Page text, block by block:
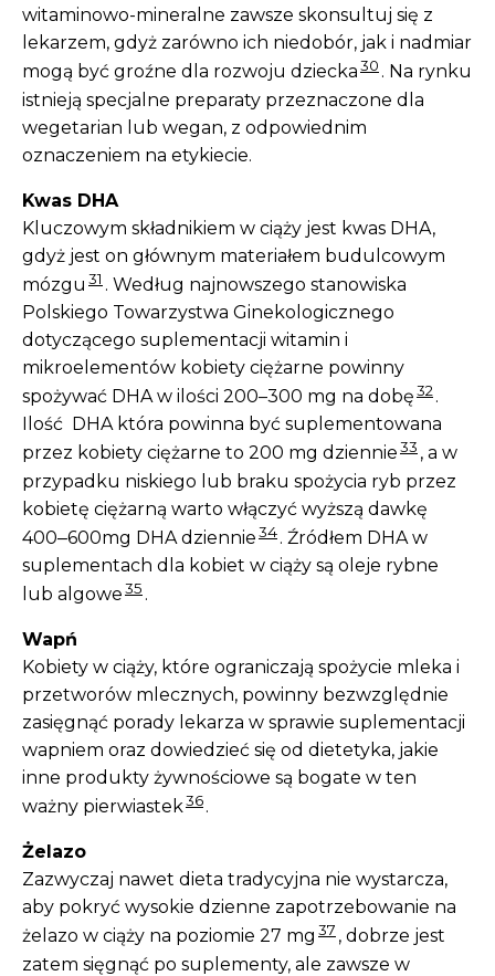
witaminowo-mineralne zawsze skonsultuj się z
lekarzem, gdyż zarówno ich niedobór, jak i nadmiar
mogą być groźne dla rozwoju dziecka30 . Na rynku
istnieją specjalne preparaty przeznaczone dla
wegetarian lub wegan, z odpowiednim
oznaczeniem na etykiecie.
Kwas DHA
Kluczowym składnikiem w ciąży jest kwas DHA,
gdyż jest on głównym materiałem budulcowym
mózgu 31 . Według najnowszego stanowiska
Polskiego Towarzystwa Ginekologicznego
dotyczącego suplementacji witamin i
mikroelementów kobiety ciężarne powinny
spożywać DHA w ilości 200–300 mg na dobę32 .
Ilość DHA która powinna być suplementowana
przez kobiety ciężarne to 200 mg dziennie33 , a w
przypadku niskiego lub braku spożycia ryb przez
kobietę ciężarną warto włączyć wyższą dawkę
400‒600mg DHA dziennie34. Źródłem DHA w
suplementach dla kobiet w ciąży są oleje rybne
lub algowe35 .
Wapń
Kobiety w ciąży, które ograniczają spożycie mleka i
przetworów mlecznych, powinny bezwzględnie
zasięgnąć porady lekarza w sprawie suplementacji
wapniem oraz dowiedzieć się od dietetyka, jakie
inne produkty żywnościowe są bogate w ten
ważny pierwiastek36.
Żelazo
Zazwyczaj nawet dieta tradycyjna nie wystarcza,
aby pokryć wysokie dzienne zapotrzebowanie na
żelazo w ciąży na poziomie 27 mg 37 , dobrze jest
zatem sięgnąć po suplementy, ale zawsze w